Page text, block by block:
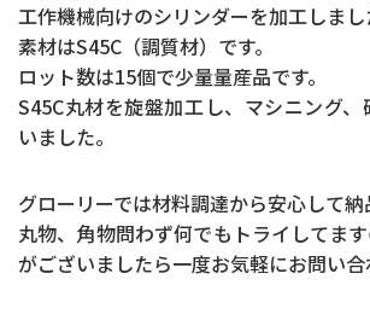
工作機械向けのシリンダーを加工しまし
素材はS45C（調質材）です。
ロット数は15個で少量量産品です。
S45C丸材を旋盤加工し、マシニング
いました。
グローリーでは材料調達から安心して納
丸物、角物問わず何でもトライしてま
がございましたら一度お気軽にお問い合